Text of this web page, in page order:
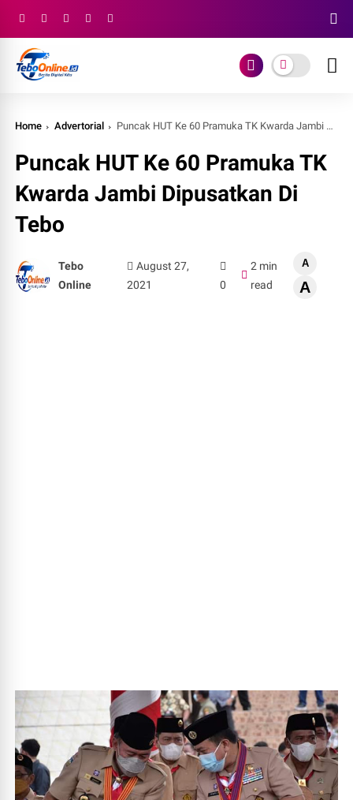
Home Advertorial Puncak HUT Ke 60 Pramuka TK Kwarda Jambi Dipusatkan Di Tebo
Puncak HUT Ke 60 Pramuka TK
Kwarda Jambi Dipusatkan Di
Tebo
Tebo
Online
August 27,
2021
0
2 min
read
A
A